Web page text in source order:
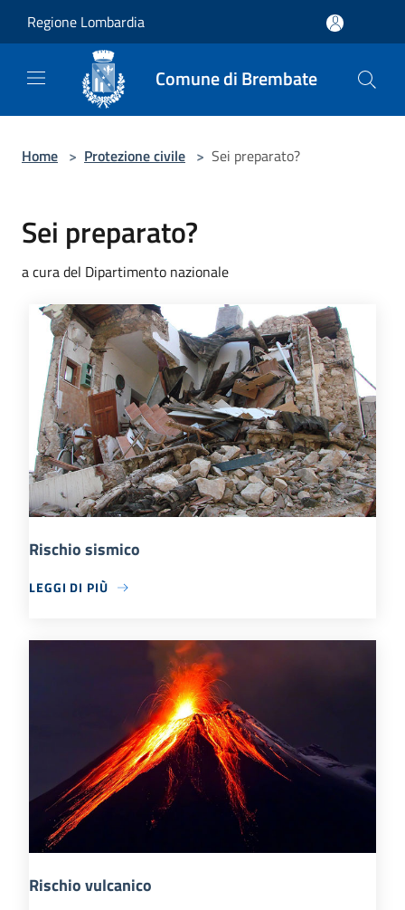
Regione Lombardia
Comune di Brembate
Home > Protezione civile > Sei preparato?
Sei preparato?
a cura del Dipartimento nazionale
Rischio sismico
LEGGI DI PIÙ
Rischio vulcanico